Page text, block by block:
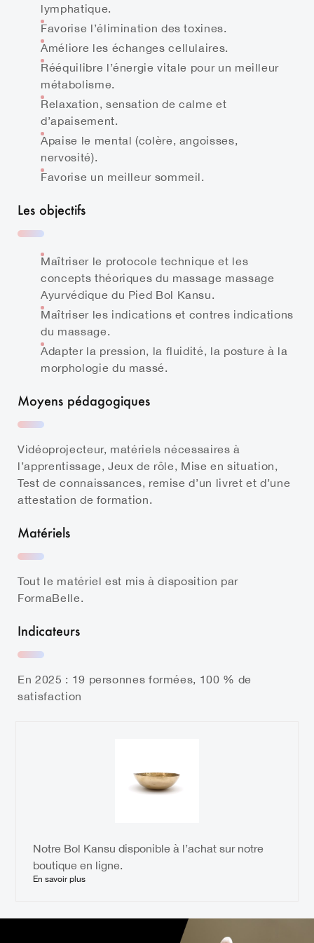
lymphatique.
Favorise l’élimination des toxines.
Améliore les échanges cellulaires.
Rééquilibre l’énergie vitale pour un meilleur
métabolisme.
Relaxation, sensation de calme et
d’apaisement.
Apaise le mental (colère, angoisses,
nervosité).
Favorise un meilleur sommeil.
Les objectifs
Maîtriser le protocole technique et les
concepts théoriques du massage massage
Ayurvédique du Pied Bol Kansu.
Maîtriser les indications et contres indications
du massage.
Adapter la pression, la fluidité, la posture à la
morphologie du massé.
Moyens pédagogiques
Vidéoprojecteur, matériels nécessaires à
l’apprentissage, Jeux de rôle, Mise en situation,
Test de connaissances, remise d’un livret et d’une
attestation de formation.
Matériels
Tout le matériel est mis à disposition par
FormaBelle.
Indicateurs
En 2025 : 19 personnes formées, 100 % de
satisfaction
Notre Bol Kansu disponible à l’achat sur notre
boutique en ligne.
En savoir plus